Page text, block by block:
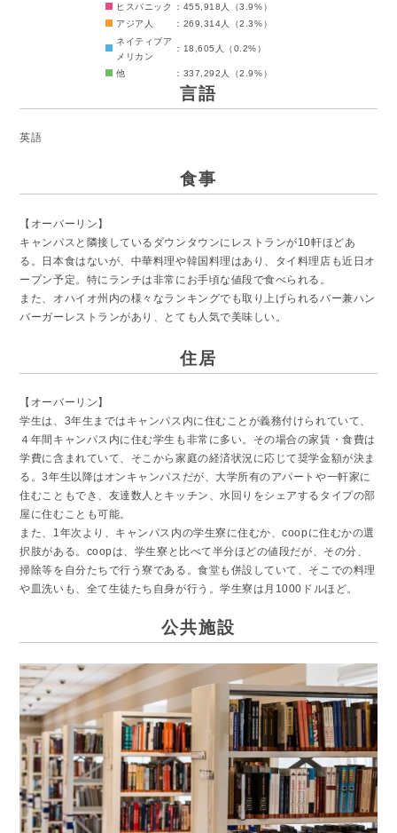
ヒスパニック
：455,918人（3.9%）
アジア人
：269,314人（2.3%）
ネイティブア
メリカン
：18,605人（0.2%）
他 ：337,292人（2.9%）
言語
英語
食事
【オーバーリン】
キャンパスと隣接しているダウンタウンにレストランが10軒ほどあ
る。日本食はないが、中華料理や韓国料理はあり、タイ料理店も近日オ
ープン予定。特にランチは非常にお手頃な値段で食べられる。
また、オハイオ州内の様々なランキングでも取り上げられるバー兼ハン
バーガーレストランがあり、とても人気で美味しい。
住居
【オーバーリン】
学生は、3年生まではキャンパス内に住むことが義務付けられていて、
４年間キャンパス内に住む学生も非常に多い。その場合の家賃・食費は
学費に含まれていて、そこから家庭の経済状況に応じて奨学金額が決ま
る。3年生以降はオンキャンパスだが、大学所有のアパートや一軒家に
住むこともでき、友達数人とキッチン、水回りをシェアするタイプの部
屋に住むことも可能。
また、1年次より、キャンパス内の学生寮に住むか、coopに住むかの選
択肢がある。coopは、学生寮と比べて半分ほどの値段だが、その分、
掃除等を自分たちで行う寮である。食堂も併設していて、そこでの料理
や皿洗いも、全て生徒たち自身が行う。学生寮は月1000ドルほど。
公共施設